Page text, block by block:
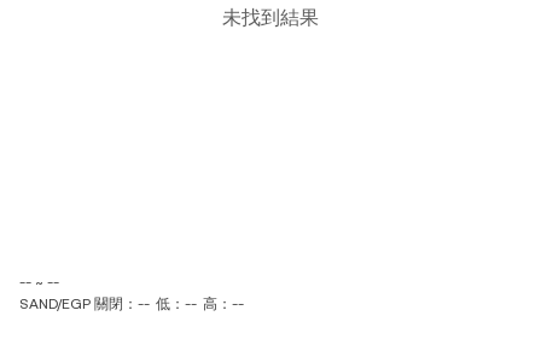
未找到結果
-- ~ --
SAND/EGP 關閉：-- 低：-- 高：--